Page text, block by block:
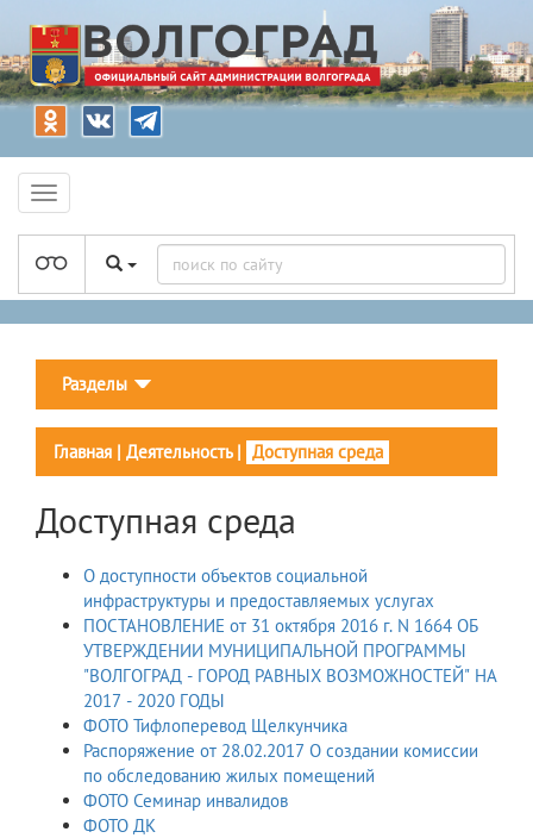
Разделы
Главная | Деятельность| Доступная среда
Доступная среда
О доступности объектов социальной
инфраструктуры и предоставляемых услугах
ПОСТАНОВЛЕНИЕ от 31 октября 2016 г. N 1664 ОБ
УТВЕРЖДЕНИИ МУНИЦИПАЛЬНОЙ ПРОГРАММЫ
"ВОЛГОГРАД - ГОРОД РАВНЫХ ВОЗМОЖНОСТЕЙ" НА
2017 - 2020 ГОДЫ
ФОТО Тифлоперевод Щелкунчика
Распоряжение от 28.02.2017 О создании комиссии
по обследованию жилых помещений
ФОТО Семинар инвалидов
ФОТО ДК